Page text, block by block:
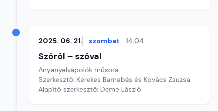
2025. 06. 21. szombat 14:04
Szóról – szóval
Anyanyelvápolók műsora
Szerkesztő: Kerekes Barnabás és Kovács Zsuzsa
Alapító szerkesztő: Deme László